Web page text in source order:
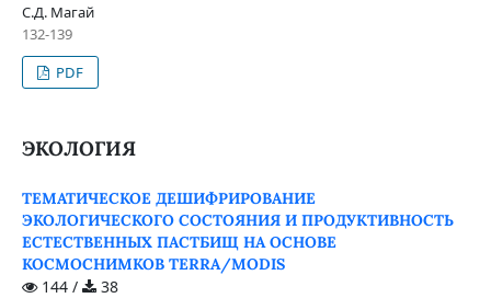
С.Д. Магай
132-139
PDF
ЭКОЛОГИЯ
ТЕМАТИЧЕСКОЕ ДЕШИФРИРОВАНИЕ
ЭКОЛОГИЧЕСКОГО СОСТОЯНИЯ И ПРОДУКТИВНОСТЬ
ЕСТЕСТВЕННЫХ ПАСТБИЩ НА ОСНОВЕ
КОСМОСНИМКОВ TERRA/MODIS
144 / 38